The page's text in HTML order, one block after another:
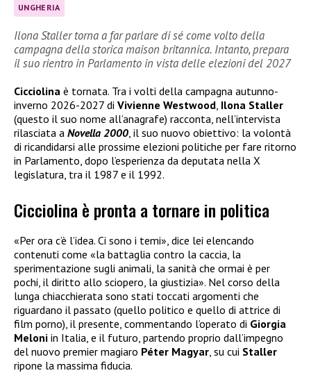
UNGHERIA
Ilona Staller torna a far parlare di sé come volto della
campagna della storica maison britannica. Intanto, prepara
il suo rientro in Parlamento in vista delle elezioni del 2027
Cicciolina è tornata. Tra i volti della campagna autunno-
inverno 2026-2027 di Vivienne Westwood, Ilona Staller
(questo il suo nome all’anagrafe) racconta, nell’intervista
rilasciata a Novella 2000, il suo nuovo obiettivo: la volontà
di ricandidarsi alle prossime elezioni politiche per fare ritorno
in Parlamento, dopo l’esperienza da deputata nella X
legislatura, tra il 1987 e il 1992.
Cicciolina è pronta a tornare in politica
«Per ora c’è l’idea. Ci sono i temi», dice lei elencando
contenuti come «la battaglia contro la caccia, la
sperimentazione sugli animali, la sanità che ormai è per
pochi, il diritto allo sciopero, la giustizia». Nel corso della
lunga chiacchierata sono stati toccati argomenti che
riguardano il passato (quello politico e quello di attrice di
film porno), il presente, commentando l’operato di Giorgia
Meloni in Italia, e il futuro, partendo proprio dall’impegno
del nuovo premier magiaro Péter Magyar , su cui Staller
ripone la massima fiducia.